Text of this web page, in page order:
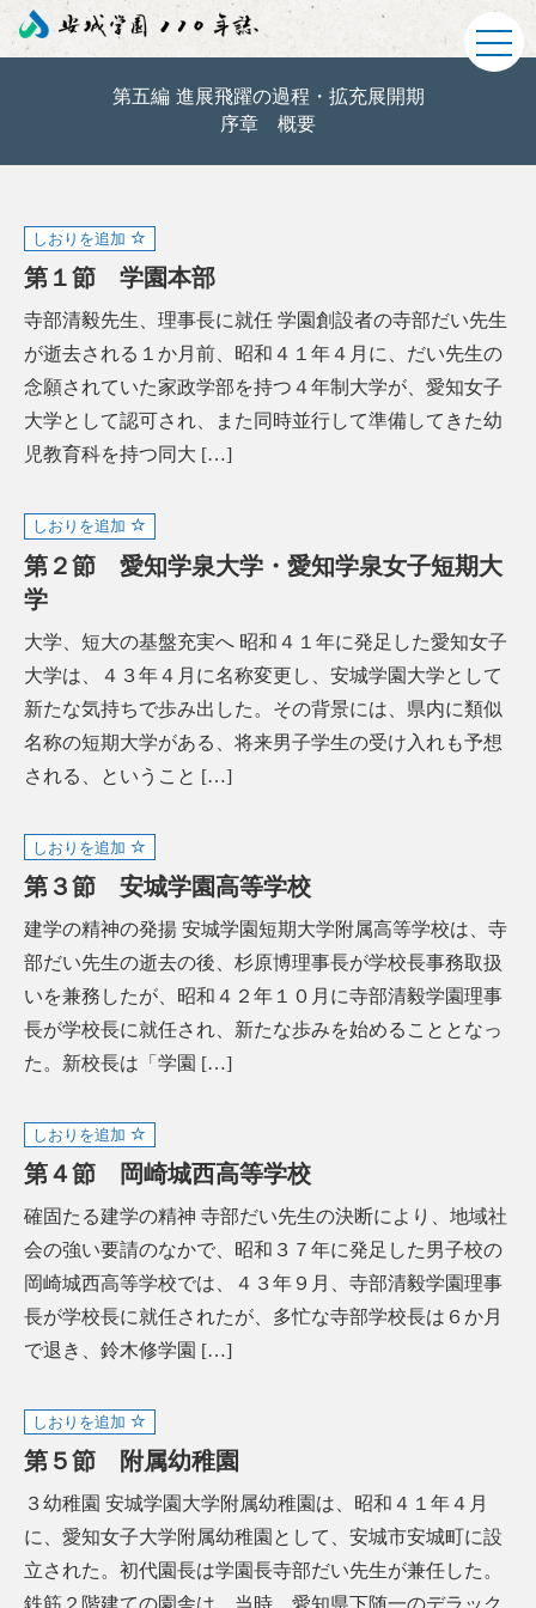
第五編 進展飛躍の過程・拡充展開期
序章 概要
しおりを追加
第１節 学園本部
寺部清毅先生、理事長に就任 学園創設者の寺部だい先生
が逝去される１か月前、昭和４１年４月に、だい先生の
念願されていた家政学部を持つ４年制大学が、愛知女子
大学として認可され、また同時並行して準備してきた幼
児教育科を持つ同大 […]
しおりを追加
第２節 愛知学泉大学・愛知学泉女子短期大
学
大学、短大の基盤充実へ 昭和４１年に発足した愛知女子
大学は、４３年４月に名称変更し、安城学園大学として
新たな気持ちで歩み出した。その背景には、県内に類似
名称の短期大学がある、将来男子学生の受け入れも予想
される、ということ […]
しおりを追加
第３節 安城学園高等学校
建学の精神の発揚 安城学園短期大学附属高等学校は、寺
部だい先生の逝去の後、杉原博理事長が学校長事務取扱
いを兼務したが、昭和４２年１０月に寺部清毅学園理事
長が学校長に就任され、新たな歩みを始めることとなっ
た。新校長は「学園 […]
しおりを追加
第４節 岡崎城西高等学校
確固たる建学の精神 寺部だい先生の決断により、地域社
会の強い要請のなかで、昭和３７年に発足した男子校の
岡崎城西高等学校では、４３年９月、寺部清毅学園理事
長が学校長に就任されたが、多忙な寺部学校長は６か月
で退き、鈴木修学園 […]
しおりを追加
第５節 附属幼稚園
３幼稚園 安城学園大学附属幼稚園は、昭和４１年４月
に、愛知女子大学附属幼稚園として、安城市安城町に設
立された。初代園長は学園長寺部だい先生が兼任した。